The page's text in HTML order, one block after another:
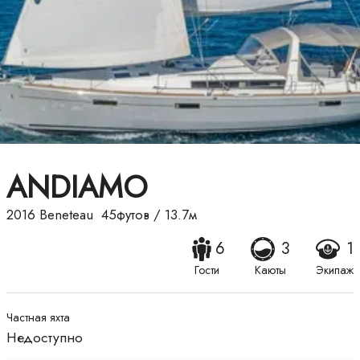
ANDIAMO
2016 Beneteau 45футов / 13.7м
6
Гости
3
Каюты
1
Экипаж
Частная яхта
Недоступно